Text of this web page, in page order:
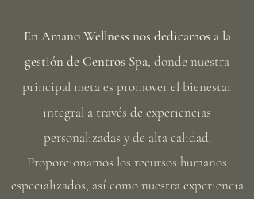
En Amano Wellness nos dedicamos a la
gestión de Centros Spa, donde nuestra
principal meta es promover el bienestar
integral a través de experiencias
personalizadas y de alta calidad.
Proporcionamos los recursos humanos
especializados, así como nuestra experiencia